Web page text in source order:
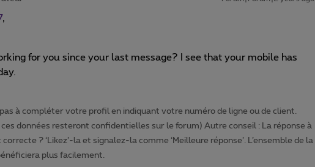
,
for you since your last message? I see that your mobile has
à compléter votre profil en indiquant votre numéro de ligne ou de client.
données resteront confidentielles sur le forum) Autre conseil : La réponse à
? ‘Likez’-la et signalez-la comme ‘Meilleure réponse’. L’ensemble de la
plus facilement.